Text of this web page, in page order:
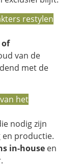
restylen
of
van de
met de
het
nodig zijn
productie.
in-house en